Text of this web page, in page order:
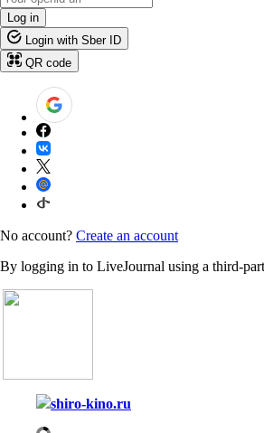
Log in
Login with Sber ID
QR code
No account? Create an account
By logging in to LiveJournal using a third-
shiro-kino.ru